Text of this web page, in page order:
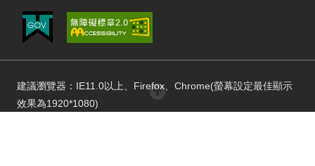
建議瀏覽器：IE11.0以上、Firefox、Chrome(螢幕設定最佳顯示
效果為1920*1080)
回頂部